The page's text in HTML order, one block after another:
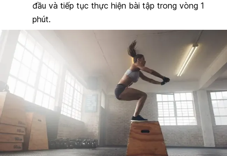
đầu và tiếp tục thực hiện bài tập trong vòng 1
phút.